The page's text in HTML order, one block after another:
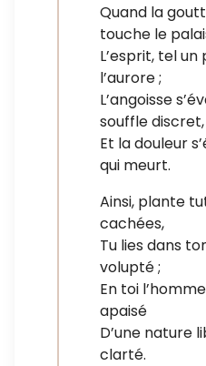
Quand la
touche le
L’esprit, tel
l’aurore ;
L’angoisse
souffle discret,
Et la douleur
qui meurt.
Ainsi, plante
cachées,
Tu lies dans
volupté ;
En toi
apaisé
D’une nature
clarté.